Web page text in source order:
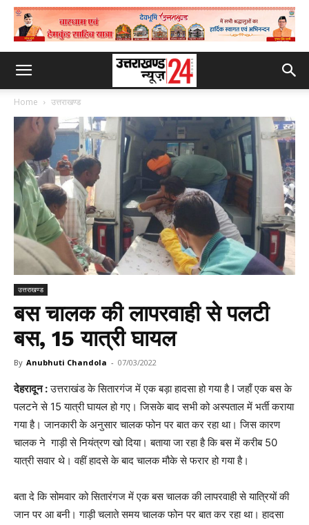
Home उत्तराखण्ड
उत्तराखण्ड
बस चालक की लापरवाही से पलटी
बस, 15 यात्री घायल
By Anubhuti Chandola - 07/03/2022
देहरादून :उत्तराखंड के सितारगंज में एक बड़ा हादसा हो गया है I जहाँ एक बस के
पलटने से 15 यात्री घायल हो गए। जिसके बाद सभी को अस्पताल में भर्ती कराया
गया है। जानकारी के अनुसार चालक फोन पर बात कर रहा था। जिस कारण
चालक ने गाड़ी से नियंत्रण खो दिया। बताया जा रहा है कि बस में करीब 50
यात्री सवार थे। वहीं हादसे के बाद चालक मौके से फरार हो गया है।
बता दे कि सोमवार को सितारंगज में एक बस चालक की लापरवाही से यात्रियों की
जान पर आ बनी। गाड़ी चलाते समय चालक फोन पर बात कर रहा था। हादसा